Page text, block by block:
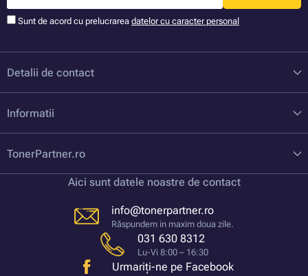
Sunt de acord cu prelucrarea datelor cu caracter personal
Detalii de contact
Informatii
TonerPartner.ro
Aici sunt datele noastre de contact
info@tonerpartner.ro
Răspundem in maxim doua zile.
031 630 8312
Lu-Vi 8:00 – 16:30
Urmariți-ne pe Facebook